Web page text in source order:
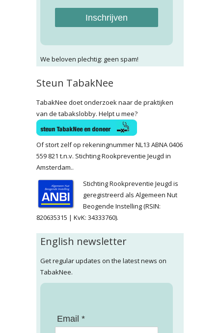
Inschrijven
We beloven plechtig: geen spam!
Steun TabakNee
TabakNee doet onderzoek naar de praktijken
van de tabakslobby. Helpt u mee?
Of stort zelf op rekeningnummer NL13 ABNA 0406
559 821 t.n.v. Stichting Rookpreventie Jeugd in
Amsterdam..
Stichting Rookpreventie Jeugd is
geregistreerd als Algemeen Nut
Beogende Instelling (RSIN:
820635315 | KvK: 34333760).
English newsletter
Get regular updates on the latest news on
TabakNee.
Email *